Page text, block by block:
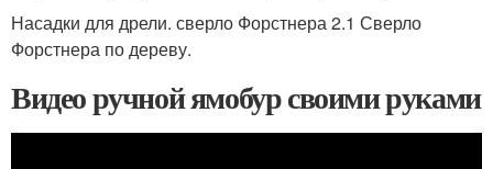
Насадки для дрели. сверло Форстнера 2.1 Сверло
Форстнера по дереву.
Видео ручной ямобур своими руками